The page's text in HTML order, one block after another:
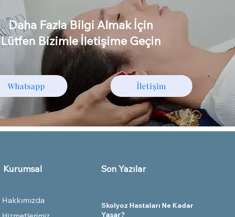
Daha Fazla Bilgi Almak İçin
Lütfen Bizimle İletişime Geçin
Whatsapp İletişim
Kurumsal
Hakkımızda
Son Yazılar
Skolyoz Hastaları Ne Kadar
Yaşar?